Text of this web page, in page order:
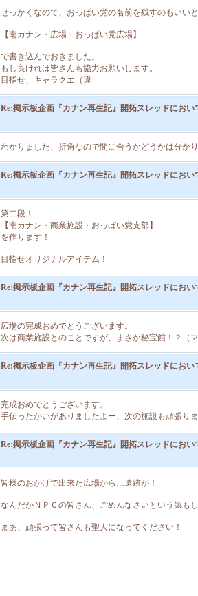
せっかくなので、おっぱい党の名前を残すのもいいと
【南カナン・広場・おっぱい党広場】
で書き込んでおきました。
もし良ければ皆さんも協力お願いします。
目指せ、キャラクエ（違
Re:掲示板企画『カナン再生記』開拓スレッドにおい
わかりました、折角なので間に合うかどうかは分か
Re:掲示板企画『カナン再生記』開拓スレッドにおい
第二段！
【南カナン・商業施設・おっぱい党支部】
を作ります！
目指せオリジナルアイテム！
Re:掲示板企画『カナン再生記』開拓スレッドにおい
広場の完成おめでとうございます。
次は商業施設とのことですが、まさか秘宝館！？（マ
Re:掲示板企画『カナン再生記』開拓スレッドにおい
完成おめでとうございます。
手伝ったかいがありましたよー、次の施設も頑張りま
Re:掲示板企画『カナン再生記』開拓スレッドにおい
皆様のおかげで出来た広場から…遺跡が！
なんだかＮＰＣの皆さん、ごめんなさいという気もし
まあ、頑張って皆さんも聖人になってください！